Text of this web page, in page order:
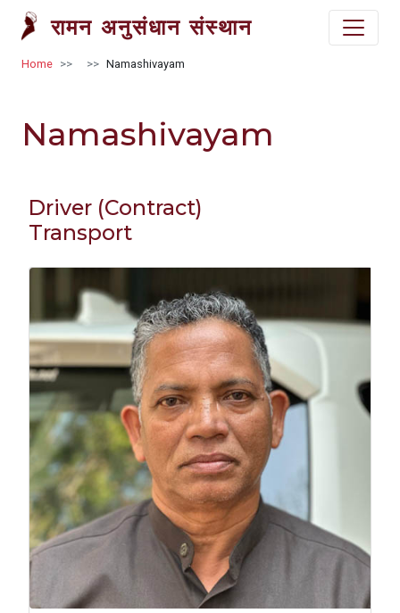
Skip to main content
रामन अनुसंधान संस्थान
Breadcrumb
Home Namashivayam
Namashivayam
Driver (Contract)
Transport